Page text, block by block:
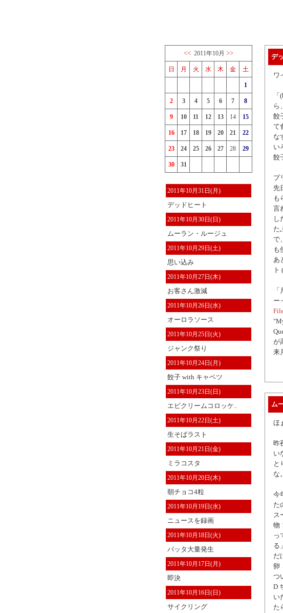
<< 2011年10月 >>
日 月 火 水 木 金 土
1
2 3 4 5 6 7 8
9 10 11 12 13 14 15
16 17 18 19 20 21 22
23 24 25 26 27 28 29
30 31
2011年10月31日(月)
デッドヒート
2011年10月30日(日)
ムーラン・ルージュ
2011年10月29日(土)
思い込み
2011年10月27日(木)
お客さん激減
2011年10月26日(水)
オーロラソース
2011年10月25日(火)
ジャンク祭り
2011年10月24日(月)
餃子 with キャベツ
2011年10月23日(日)
エビクリームコロッケ..
2011年10月22日(土)
生そばラスト
2011年10月21日(金)
ミラコスタ
2011年10月20日(木)
朝チョコ4粒
2011年10月19日(水)
ニュースを録画
2011年10月18日(火)
バッタ大量発生
2011年10月17日(月)
即決
2011年10月16日(日)
サイクリング
デ
ワ
ら
餃
て
な
い
餃
プ
先
も
言
し
た
で
も
あ
ト
ー
が
来
ム
ほ
昨
い
と
な。
今
た
ス
物
っ
る
だ
卵
つ
D
い
た